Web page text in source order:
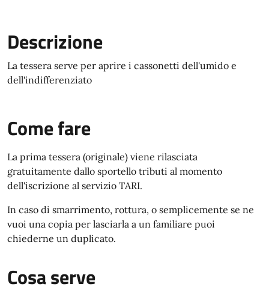
Descrizione
La tessera serve per aprire i cassonetti dell'umido e
dell'indifferenziato
Come fare
La prima tessera (originale) viene rilasciata
gratuitamente dallo sportello tributi al momento
dell'iscrizione al servizio TARI.
In caso di smarrimento, rottura, o semplicemente se ne
vuoi una copia per lasciarla a un familiare puoi
chiederne un duplicato.
Cosa serve